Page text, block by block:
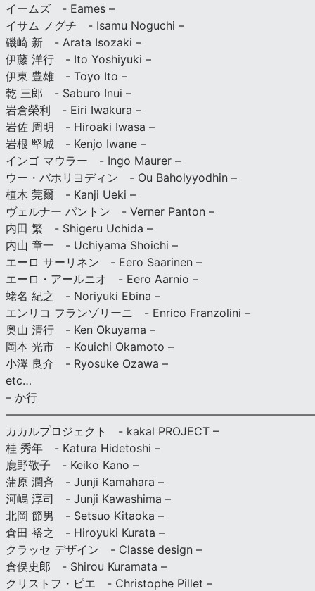
イームズ - Eames –
イサム ノグチ - Isamu Noguchi –
磯崎 新 - Arata Isozaki –
伊藤 洋行 - Ito Yoshiyuki –
伊東 豊雄 - Toyo Ito –
乾 三郎 - Saburo Inui –
岩倉榮利 - Eiri Iwakura –
岩佐 周明 - Hiroaki Iwasa –
岩根 堅城 - Kenjo Iwane –
インゴ マウラー - Ingo Maurer –
ウー・バホリヨディン - Ou Baholyyodhin –
植木 莞爾 - Kanji Ueki –
ヴェルナー パントン - Verner Panton –
内田 繁 - Shigeru Uchida –
内山 章一 - Uchiyama Shoichi –
エーロ サーリネン - Eero Saarinen –
エーロ・アールニオ - Eero Aarnio –
蛯名 紀之 - Noriyuki Ebina –
エンリコ フランゾリーニ - Enrico Franzolini –
奥山 清行 - Ken Okuyama –
岡本 光市 - Kouichi Okamoto –
小澤 良介 - Ryosuke Ozawa –
etc…
– か行
カカルプロジェクト - kakal PROJECT –
桂 秀年 - Katura Hidetoshi –
鹿野敬子 - Keiko Kano –
蒲原 潤斉 - Junji Kamahara –
河嶋 淳司 - Junji Kawashima –
北岡 節男 - Setsuo Kitaoka –
倉田 裕之 - Hiroyuki Kurata –
クラッセ デザイン - Classe design –
倉俣史郎 - Shirou Kuramata –
クリストフ・ピエ - Christophe Pillet –